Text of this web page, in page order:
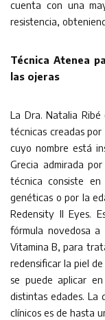
cuenta con una
resistencia,
Técnica Atenea
las ojeras
La Dra. Natalia
técnicas creadas
cuyo nombre está
Grecia admirada
técnica consiste en
genéticas o por la
Redensity II Eyes.
fórmula novedosa
Vitamina B, para
redensificar la piel
se puede aplicar
distintas edades. La
clínicos es de hasta